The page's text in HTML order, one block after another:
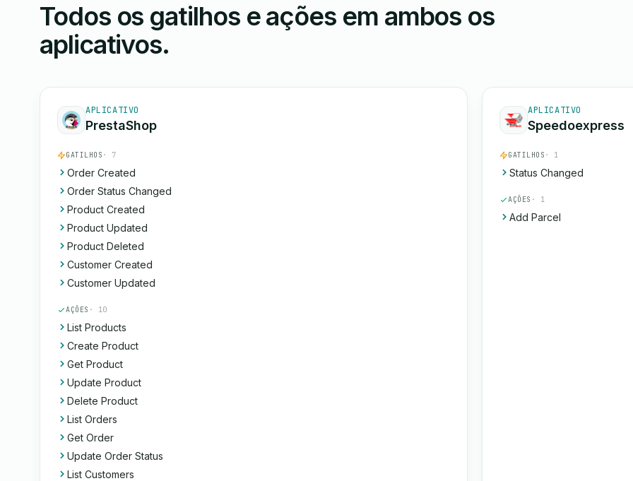
Todos os gatilhos e ações em ambos os
aplicativos.
APLICATIVO
PrestaShop
GATILHOS · 7
Order Created
Order Status Changed
Product Created
Product Updated
Product Deleted
Customer Created
Customer Updated
AÇÕES · 10
List Products
Create Product
Get Product
Update Product
Delete Product
List Orders
Get Order
Update Order Status
List Customers
APLICATIVO
Speedoexpress
GATILHOS · 1
Status Changed
AÇÕES · 1
Add Parcel